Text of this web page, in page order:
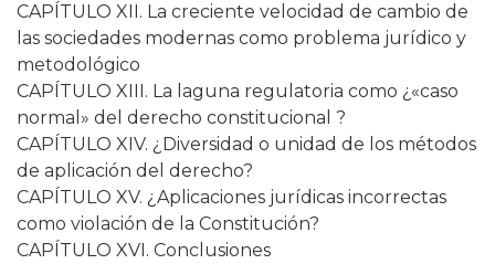
CAPÍTULO XII. La creciente velocidad de cambio de
las sociedades modernas como problema jurídico y
metodológico
CAPÍTULO XIII. La laguna regulatoria como ¿«caso
normal» del derecho constitucional ?
CAPÍTULO XIV. ¿Diversidad o unidad de los métodos
de aplicación del derecho?
CAPÍTULO XV. ¿Aplicaciones jurídicas incorrectas
como violación de la Constitución?
CAPÍTULO XVI. Conclusiones